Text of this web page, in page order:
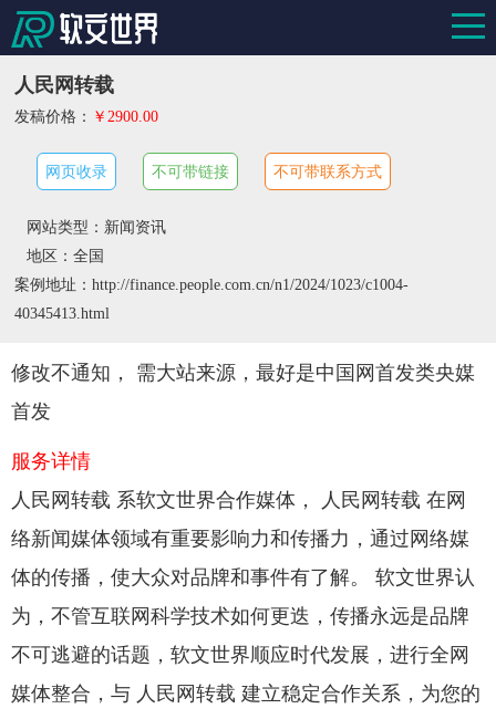
人民网转载
发稿价格： ￥2900.00
网页收录 不可带链接 不可带联系方式
网站类型：新闻资讯
地区：全国
案例地址：http://finance.people.com.cn/n1/2024/1023/c1004-
40345413.html
修改不通知， 需大站来源，最好是中国网首发类央媒
首发
服务详情
人民网转载 系软文世界合作媒体， 人民网转载 在网
络新闻媒体领域有重要影响力和传播力，通过网络媒
体的传播，使大众对品牌和事件有了解。 软文世界认
为，不管互联网科学技术如何更迭，传播永远是品牌
不可逃避的话题，软文世界顺应时代发展，进行全网
媒体整合，与 人民网转载 建立稳定合作关系，为您的